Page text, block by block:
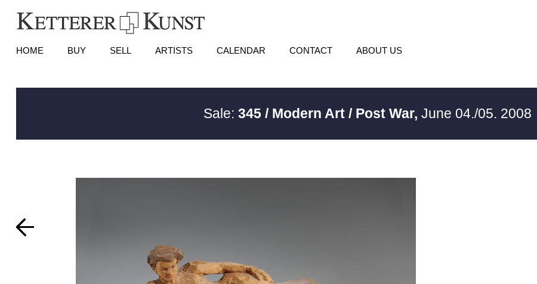
HOME BUY SELL ARTISTS CALENDAR CONTACT ABOUT US
Sale: 345 / Modern Art / Post War, June 04./05. 2008